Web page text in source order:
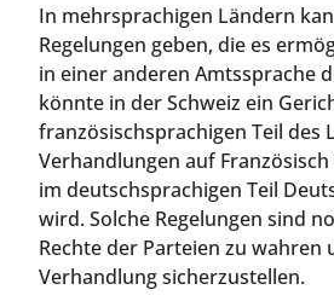
In mehrsprachigen Ländern
Regelungen geben, die es
in einer anderen Amtssprache
könnte in der Schweiz ein
französischsprachigen Teil des
Verhandlungen auf
im deutschsprachigen Teil
wird. Solche Regelungen sind
Rechte der Parteien zu wahren
Verhandlung sicherzustellen.